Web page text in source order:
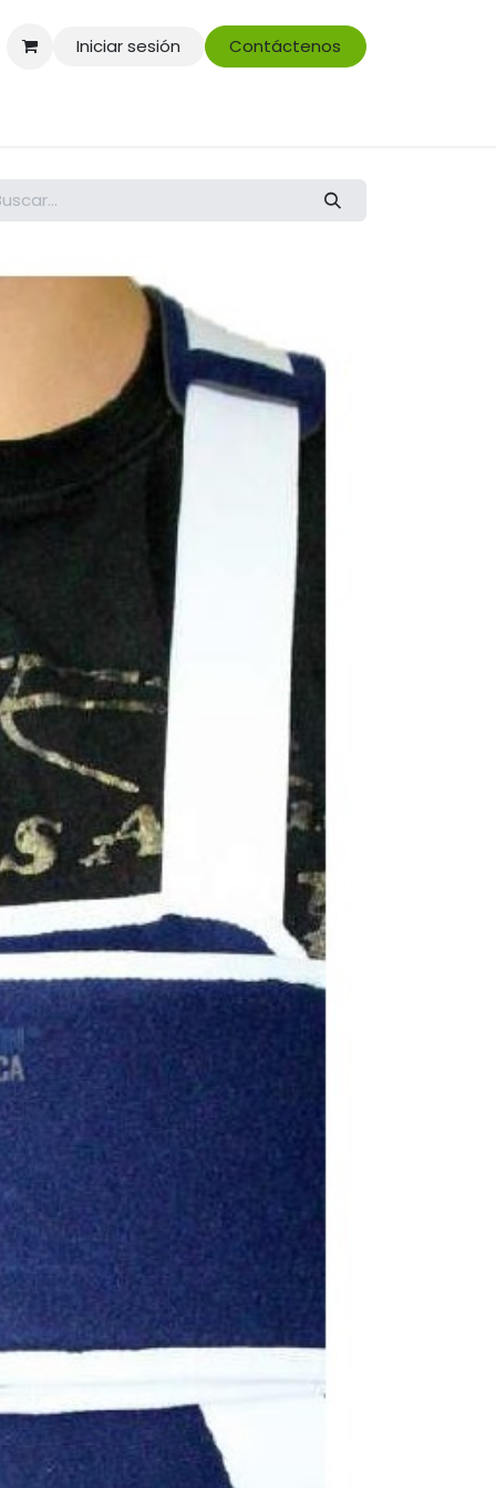
Iniciar sesión Contáctenos